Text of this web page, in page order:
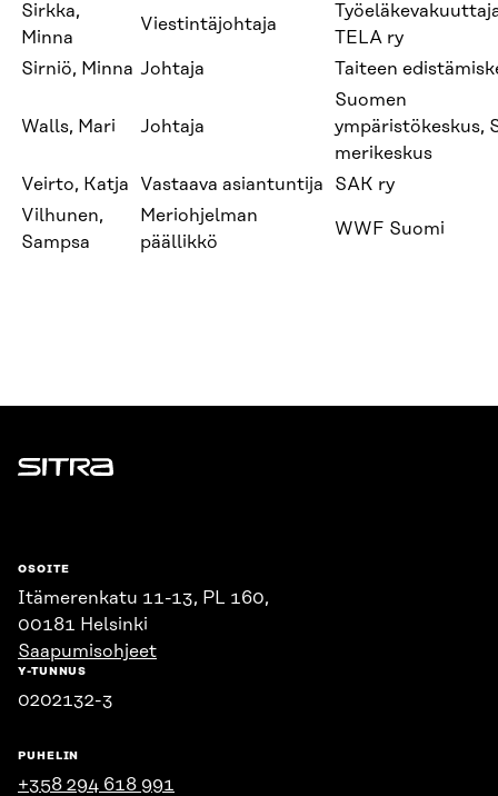
Sirkka,
Minna
Viestintäjohtaja
TELA ry
Sirniö, Minna Johtaja Taiteen
Walls, Mari Johtaja
Suomen
ympäristökeskus,
merikeskus
Veirto, Katja
Vastaava asiantuntija
SAK ry
Vilhunen,
Sampsa
Meriohjelman
päällikkö
WWF Suomi
Sitra
OSOITE
Itämerenkatu 11-13, PL 160,
00181 Helsinki
Saapumisohjeet
Y-TUNNUS
0202132-3
PUHELIN
+358 294 618 991